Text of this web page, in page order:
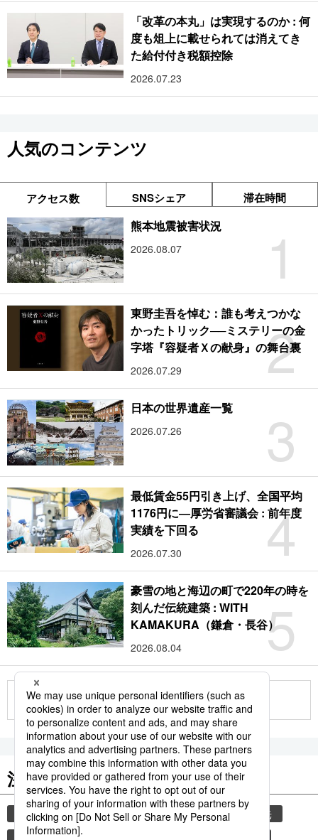
「改革の本丸」は実現するのか : 何
度も俎上に載せられては消えてき
た給付付き税額控除
2026.07.23
人気のコンテンツ
アクセス数 SNSシェア 滞在時間
1
熊本地震被害状況
2026.08.07
2
東野圭吾を悼む：誰も考えつかな
かったトリック──ミステリーの金
字塔『容疑者Ｘの献身』の舞台裏
2026.07.29
3
日本の世界遺産一覧
2026.07.26
4
最低賃金55円引き上げ、全国平均
1176円に―厚労省審議会 : 前年度
実績を下回る
2026.07.30
5
豪雪の地と海辺の町で220年の時を
刻んだ伝統建築 : WITH
KAMAKURA（鎌倉・長谷）
2026.08.04
もっと見る
注目のキーワード
共同通信ニュース 気象・災害 災害
観光